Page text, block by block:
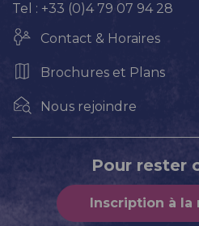
Tel : +33 (0)4 79 07 94 28
Contact & Horaires
Brochures et Plans
Nous rejoindre
Pour rester
Inscription à la